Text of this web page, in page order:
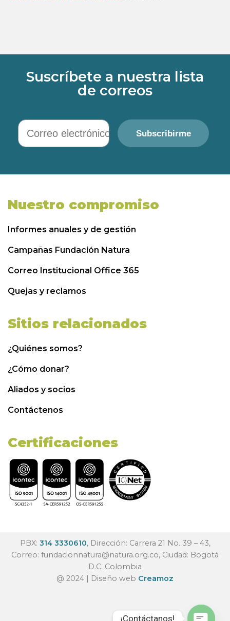
Suscríbete a nuestra lista
de correos
Correo electrónico
Subscribirme
Nuestro compromiso
Informes anuales y de gestión
Campañas Fundación Natura
Correo Institucional Office 365
Quejas y reclamos
Sitios relacionados
¿Quiénes somos?
¿Cómo donar?
Aliados y socios
Contáctenos
Certificaciones
PBX: 314 3330610, Dirección: Carrera 21 No. 39 – 43,
Correo: fundacionnatura@natura.org.co, Ciudad: Bogotá
D.C. Colombia
@ 2024 | Diseño web Creamoz
¡Contáctanos!